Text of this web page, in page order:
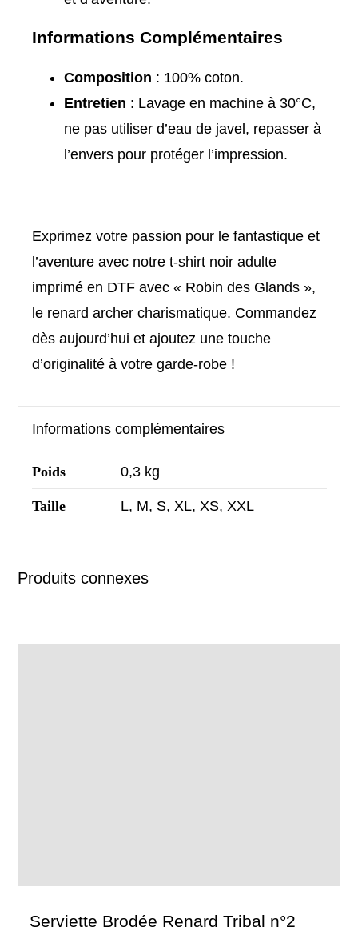
Informations Complémentaires
Composition : 100% coton.
Entretien : Lavage en machine à 30°C,
ne pas utiliser d’eau de javel, repasser à
l’envers pour protéger l’impression.
Exprimez votre passion pour le fantastique et
l’aventure avec notre t-shirt noir adulte
imprimé en DTF avec « Robin des Glands »,
le renard archer charismatique. Commandez
dès aujourd’hui et ajoutez une touche
d’originalité à votre garde-robe !
Informations complémentaires
Poids 0,3 kg
Taille L, M, S, XL, XS, XXL
Produits connexes
Serviette Brodée Renard Tribal n°2